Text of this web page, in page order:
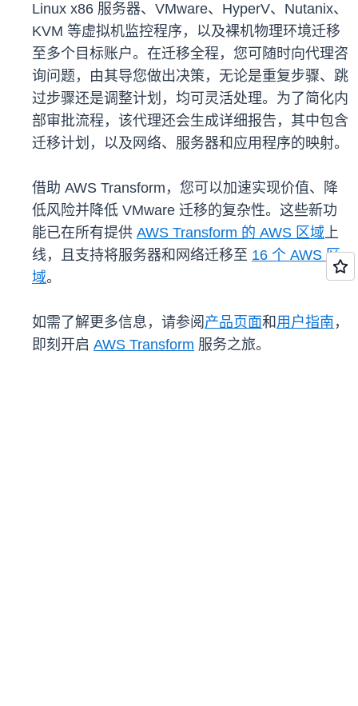
Linux x86 服务器、VMware、HyperV、Nutanix、
KVM 等虚拟机监控程序，以及裸机物理环境迁移
至多个目标账户。在迁移全程，您可随时向代理咨
询问题，由其导您做出决策，无论是重复步骤、跳
过步骤还是调整计划，均可灵活处理。为了简化内
部审批流程，该代理还会生成详细报告，其中包含
迁移计划，以及网络、服务器和应用程序的映射。
借助 AWS Transform，您可以加速实现价值、降
低风险并降低 VMware 迁移的复杂性。这些新功
能已在所有提供 AWS Transform 的 AWS 区域上
线，且支持将服务器和网络迁移至 16 个 AWS 区
域。
如需了解更多信息，请参阅 产品页面和 用户指南 ，
即刻开启 AWS Transform 服务之旅。